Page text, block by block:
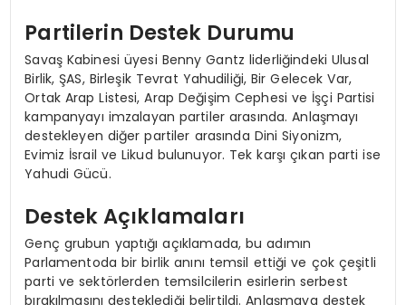
Partilerin Destek Durumu
Savaş Kabinesi üyesi Benny Gantz liderliğindeki Ulusal
Birlik, ŞAS, Birleşik Tevrat Yahudiliği, Bir Gelecek Var,
Ortak Arap Listesi, Arap Değişim Cephesi ve İşçi Partisi
kampanyayı imzalayan partiler arasında. Anlaşmayı
destekleyen diğer partiler arasında Dini Siyonizm,
Evimiz İsrail ve Likud bulunuyor. Tek karşı çıkan parti ise
Yahudi Gücü.
Destek Açıklamaları
Genç grubun yaptığı açıklamada, bu adımın
Parlamentoda bir birlik anını temsil ettiği ve çok çeşitli
parti ve sektörlerden temsilcilerin esirlerin serbest
bırakılmasını desteklediği belirtildi. Anlaşmaya destek